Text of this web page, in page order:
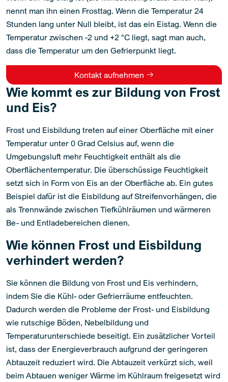
nennt man ihn einen Frosttag. Wenn die Temperatur 24
Stunden lang unter Null bleibt, ist das ein Eistag. Wenn die
Temperatur zwischen -2 und +2 °C liegt, sagt man auch,
dass die Temperatur um den Gefrierpunkt liegt.
Kontakt aufnehmen
Wie kommt es zur Bildung von Frost
und Eis?
Frost und Eisbildung treten auf einer Oberfläche mit einer
Temperatur unter 0 Grad Celsius auf, wenn die
Umgebungsluft mehr Feuchtigkeit enthält als die
Oberflächentemperatur. Die überschüssige Feuchtigkeit
setzt sich in Form von Eis an der Oberfläche ab. Ein gutes
Beispiel dafür ist die Eisbildung auf Streifenvorhängen, die
als Trennwände zwischen Tiefkühlräumen und wärmeren
Be- und Entladebereichen dienen.
Wie können Frost und Eisbildung
verhindert werden?
Sie können die Bildung von Frost und Eis verhindern,
indem Sie die Kühl- oder Gefrierräume entfeuchten.
Dadurch werden die Probleme der Frost- und Eisbildung
wie rutschige Böden, Nebelbildung und
Temperaturunterschiede beseitigt. Ein zusätzlicher Vorteil
ist, dass der Energieverbrauch aufgrund der geringeren
Abtauzeit reduziert wird. Die Abtauzeit verkürzt sich, weil
beim Abtauen weniger Wärme im Kühlraum freigesetzt wird